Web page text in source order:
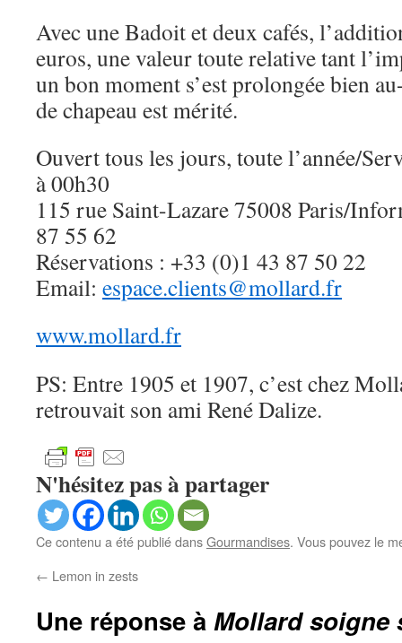
Avec une Badoit et deux cafés,
euros, une valeur toute relative tant
un bon moment s’est prolongée bien
de chapeau est mérité.
Ouvert tous les jours, toute l’année/
à 00h30
115 rue Saint-Lazare 75008 Paris/
87 55 62
Réservations : +33 (0)1 43 87 50 22
Email: espace.clients@mollard.fr
www.mollard.fr
PS: Entre 1905 et 1907, c’est chez
retrouvait son ami René Dalize.
N'hésitez pas à partager
Ce contenu a été publié dansGourmandises. Vous pouvez le
← Lemon in zests
Une réponse à Mollard soigne